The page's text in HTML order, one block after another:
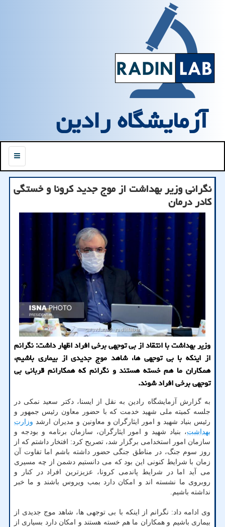
آزمایشگاه رادین
منو
نگرانی وزیر بهداشت از موج جدید كرونا و خستگی
كادر درمان
وزیر بهداشت با انتقاد از بی توجهی برخی افراد اظهار داشت: نگرانم
از اینكه با بی توجهی ها، شاهد موج جدیدی از بیماری باشیم،
همكاران ما هم خسته هستند و نگرانم كه همكارانم قربانی بی
توجهی برخی افراد شوند.
به گزارش آزمایشگاه رادین به نقل از ایسنا، دکتر سعید نمکی در
جلسه کمیته ملی شهید خدمت که با حضور معاون رئیس جمهور و
رئیس بنیاد شهید و امور ایثارگران و معاونین و مدیران ارشد وزارت
بهداشت، بنیاد شهید و امور ایثارگران، سازمان برنامه و بودجه و
سازمان امور استخدامی برگزار شد، تصریح کرد: افتخار داشتم که از
روز سوم جنگ، در مناطق جنگی حضور داشته باشم اما تفاوت آن
زمان با شرایط کنونی این بود که می دانستیم دشمن از چه مسیری
می آید اما در شرایط پاندمی کرونا، عزیزترین افراد در کنار و
روبروی ما نشسته اند و امکان دارد بمب ویروس باشند و ما خبر
نداشته باشیم.
وی ادامه داد: نگرانم از اینکه با بی توجهی ها، شاهد موج جدیدی از
بیماری باشیم و همکاران ما هم خسته هستند و امکان دارد بسیاری از